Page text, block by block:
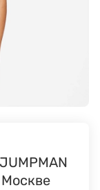
Москве